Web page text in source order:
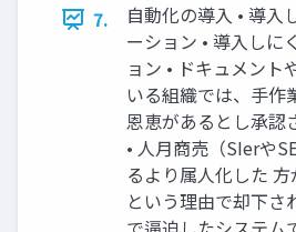
7.
自動化の導入 • 導入
ーション • 導入しに
ョン • ドキュメント
いる組織では、手作
恩恵があるとし承認
• 人月商売（SIerや
るより属人化した
という理由で却下さ